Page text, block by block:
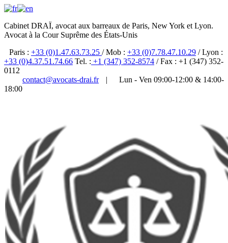
Cabinet DRAÏ, avocat aux barreaux de Paris, New York et Lyon.
Avocat à la Cour Suprême des États-Unis
Paris : +33 (0)1.47.63.73.25 / Mob : +33 (0)7.78.47.10.29 / Lyon :
+33 (0)4.37.51.74.66 Tel. : +1 (347) 352-8574 / Fax : +1 (347) 352-
0112
contact@avocats-drai.fr
|
Lun - Ven 09:00-12:00 & 14:00-
18:00